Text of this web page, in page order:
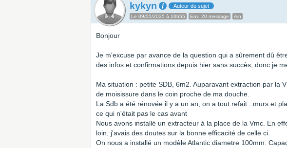
kykyn Auteur du sujet
Le 09/05/2025 à 10h55 Env. 20 message Ain
Bonjour
Je m'excuse par avance de la question qui a sûrement dû
des infos et confirmations depuis hier sans succès, donc je
Ma situation : petite SDB, 6m2. Auparavant extraction par la
de moisissure dans le coin proche de ma douche.
La Sdb a été rénovée il y a un an, on a tout refait : murs et
ce qui n'était pas le cas avant
Nous avons installé un extracteur à la place de la Vmc. En
loin, j'avais des doutes sur la bonne efficacité de celle ci.
On nous a installé un modèle Atlantic diametre 100mm.